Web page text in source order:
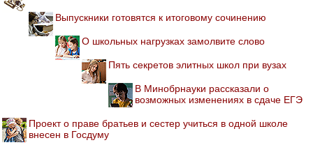
Выпускники готовятся к итоговому сочинению
О школьных нагрузках замолвите слово
Пять секретов элитных школ при вузах
В Минобрнауки рассказали о
возможных изменениях в сдаче ЕГЭ
Проект о праве братьев и сестер учиться в одной школе
внесен в Госдуму